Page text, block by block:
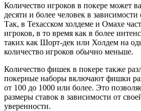
Количество игроков в покере может
десяти и более человек в
Так, в Техасском холдеме и Омахе
игроков, в то время как в более
таких как Шорт-дек или Холдем на
количество игроков обычно меньше.
Количество фишек в покере также
покерные наборы включают фишки
от 100 до 1000 или более. Это
размеры ставок в зависимости от
уверенности.